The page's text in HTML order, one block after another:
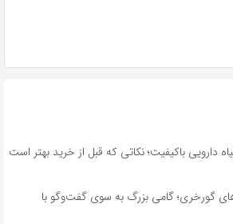
دارویی باکیفیت؛ نکاتی که قبل از خرید بهتر است
گورخری؛ گامی بزرگ به سوی گفت‌وگو با